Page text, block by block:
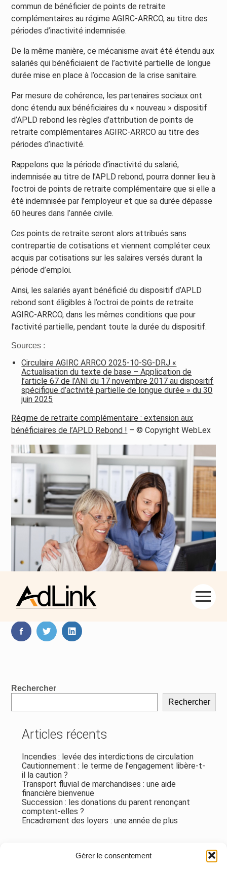
Gérer le consentement
Aller
au
commun de bénéficier de points de retraite
complémentaires au régime AGIRC-ARRCO, au titre des
périodes d’inactivité indemnisée.
De la même manière, ce mécanisme avait été étendu aux
salariés qui bénéficiaient de l’activité partielle de longue
durée mise en place à l’occasion de la crise sanitaire.
Par mesure de cohérence, les partenaires sociaux ont
donc étendu aux bénéficiaires du « nouveau » dispositif
d’APLD rebond les règles d’attribution de points de
retraite complémentaires AGIRC-ARRCO au titre des
périodes d’inactivité.
Rappelons que la période d’inactivité du salarié,
indemnisée au titre de l’APLD rebond, pourra donner lieu à
l’octroi de points de retraite complémentaire que si elle a
été indemnisée par l’employeur et que sa durée dépasse
60 heures dans l’année civile.
Ces points de retraite seront alors attribués sans
contrepartie de cotisations et viennent compléter ceux
acquis par cotisations sur les salaires versés durant la
période d’emploi.
Ainsi, les salariés ayant bénéficié du dispositif d’APLD
rebond sont éligibles à l’octroi de points de retraite
AGIRC-ARRCO, dans les mêmes conditions que pour
l’activité partielle, pendant toute la durée du dispositif.
Sources :
Circulaire AGIRC ARRCO 2025-10-SG-DRJ «
Actualisation du texte de base – Application de
l’article 67 de l’ANI du 17 novembre 2017 au dispositif
spécifique d’activité partielle de longue durée » du 30
juin 2025
Régime de retraite complémentaire : extension aux
bénéficiaires de l’APLD Rebond ! – © Copyright WebLex
Partager :
FaceBookTwitterLinkedIn
Blog
Rechercher
Rechercher
Articles récents
Incendies : levée des interdictions de circulation
Cautionnement : le terme de l’engagement libère-t-
il la caution ?
Transport fluvial de marchandises : une aide
financière bienvenue
Succession : les donations du parent renonçant
comptent-elles ?
Encadrement des loyers : une année de plus